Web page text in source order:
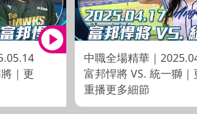
｜更
中職全場精華｜
富邦悍將 VS. 統一獅｜
重播更多細節